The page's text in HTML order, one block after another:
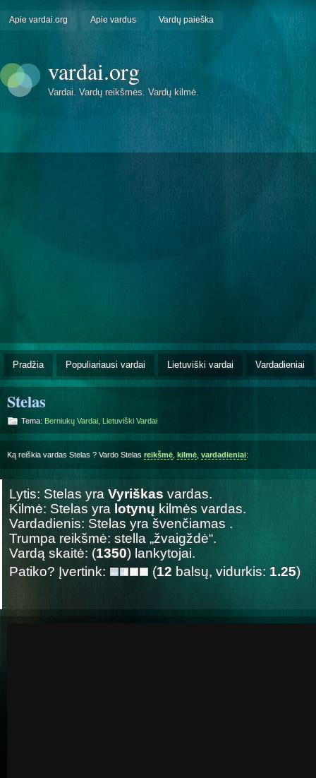
Apie vardai.org Apie vardus Vardų paieška
vardai.org
Vardai. Vardų reikšmės. Vardų kilmė.
Pradžia Populiariausi vardai Lietuviški vardai Vardadieniai
Stelas
Tema: Berniukų Vardai Lietuviški Vardai
Ką reiškia vardas Stelas ? Vardo Stelas reikšmė kilmė vardadieniai:
Lytis: Stelas yra Vyriškas vardas.
Kilmė: Stelas yra lotynų kilmės vardas.
Vardadienis: Stelas yra švenčiamas .
Trumpa reikšmė: stella „žvaigždė“.
Vardą skaitė: (1350) lankytojai.
Patiko? Įvertink:
(12 balsų, vidurkis: 1.25)